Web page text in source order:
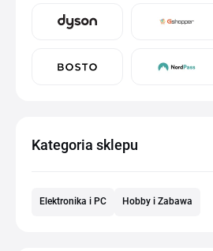
Kategoria sklepu
Elektronika i PC Hobby i Zabawa